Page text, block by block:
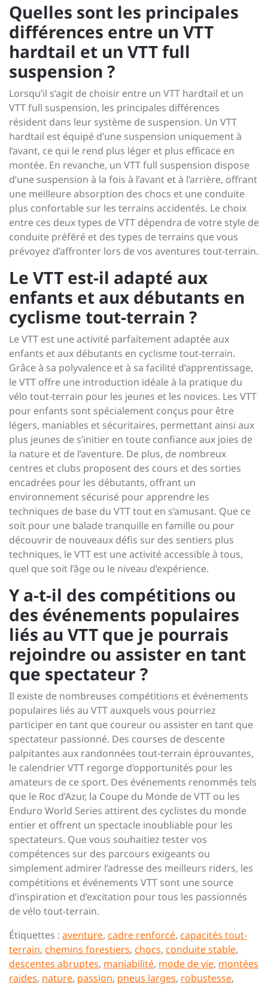
Quelles sont les principales
différences entre un VTT
hardtail et un VTT full
suspension ?
Lorsqu’il s’agit de choisir entre un VTT hardtail et un
VTT full suspension, les principales différences
résident dans leur système de suspension. Un VTT
hardtail est équipé d’une suspension uniquement à
l’avant, ce qui le rend plus léger et plus efficace en
montée. En revanche, un VTT full suspension dispose
d’une suspension à la fois à l’avant et à l’arrière, offrant
une meilleure absorption des chocs et une conduite
plus confortable sur les terrains accidentés. Le choix
entre ces deux types de VTT dépendra de votre style de
conduite préféré et des types de terrains que vous
prévoyez d’affronter lors de vos aventures tout-terrain.
Le VTT est-il adapté aux
enfants et aux débutants en
cyclisme tout-terrain ?
Le VTT est une activité parfaitement adaptée aux
enfants et aux débutants en cyclisme tout-terrain.
Grâce à sa polyvalence et à sa facilité d’apprentissage,
le VTT offre une introduction idéale à la pratique du
vélo tout-terrain pour les jeunes et les novices. Les VTT
pour enfants sont spécialement conçus pour être
légers, maniables et sécuritaires, permettant ainsi aux
plus jeunes de s’initier en toute confiance aux joies de
la nature et de l’aventure. De plus, de nombreux
centres et clubs proposent des cours et des sorties
encadrées pour les débutants, offrant un
environnement sécurisé pour apprendre les
techniques de base du VTT tout en s’amusant. Que ce
soit pour une balade tranquille en famille ou pour
découvrir de nouveaux défis sur des sentiers plus
techniques, le VTT est une activité accessible à tous,
quel que soit l’âge ou le niveau d’expérience.
Y a-t-il des compétitions ou
des événements populaires
liés au VTT que je pourrais
rejoindre ou assister en tant
que spectateur ?
Il existe de nombreuses compétitions et événements
populaires liés au VTT auxquels vous pourriez
participer en tant que coureur ou assister en tant que
spectateur passionné. Des courses de descente
palpitantes aux randonnées tout-terrain éprouvantes,
le calendrier VTT regorge d’opportunités pour les
amateurs de ce sport. Des événements renommés tels
que le Roc d’Azur, la Coupe du Monde de VTT ou les
Enduro World Series attirent des cyclistes du monde
entier et offrent un spectacle inoubliable pour les
spectateurs. Que vous souhaitiez tester vos
compétences sur des parcours exigeants ou
simplement admirer l’adresse des meilleurs riders, les
compétitions et événements VTT sont une source
d’inspiration et d’excitation pour tous les passionnés
de vélo tout-terrain.
Étiquettes : aventure, cadre renforcé, capacités tout-
terrain, chemins forestiers, chocs, conduite stable,
descentes abruptes, maniabilité, mode de vie, montées
raides, nature, passion, pneus larges, robustesse,